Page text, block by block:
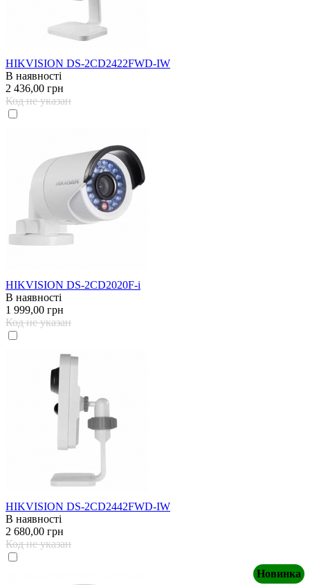
HIKVISION DS-2CD2422FWD-IW
В наявності
2 436,00 грн
Код не указан
HIKVISION DS-2CD2020F-i
В наявності
1 999,00 грн
Код не указан
HIKVISION DS-2CD2442FWD-IW
В наявності
2 680,00 грн
Код не указан
Новинка